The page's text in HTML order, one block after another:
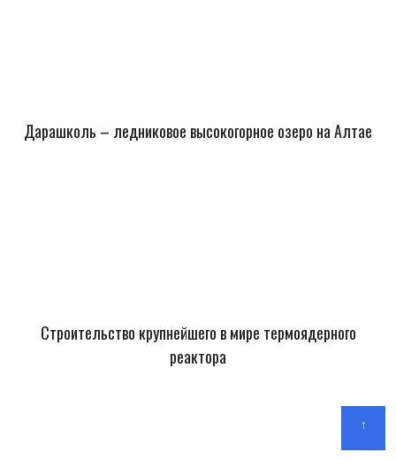
Дарашколь – ледниковое высокогорное озеро на Алтае
Строительство крупнейшего в мире термоядерного
реактора
↑